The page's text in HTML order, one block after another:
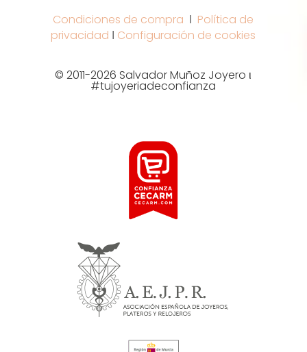
Condiciones de compra Ι Política de
privacidad Ι Configuración de cookies
© 2011-2026 Salvador Muñoz Joyero ι
#tujoyeriadeconfianza